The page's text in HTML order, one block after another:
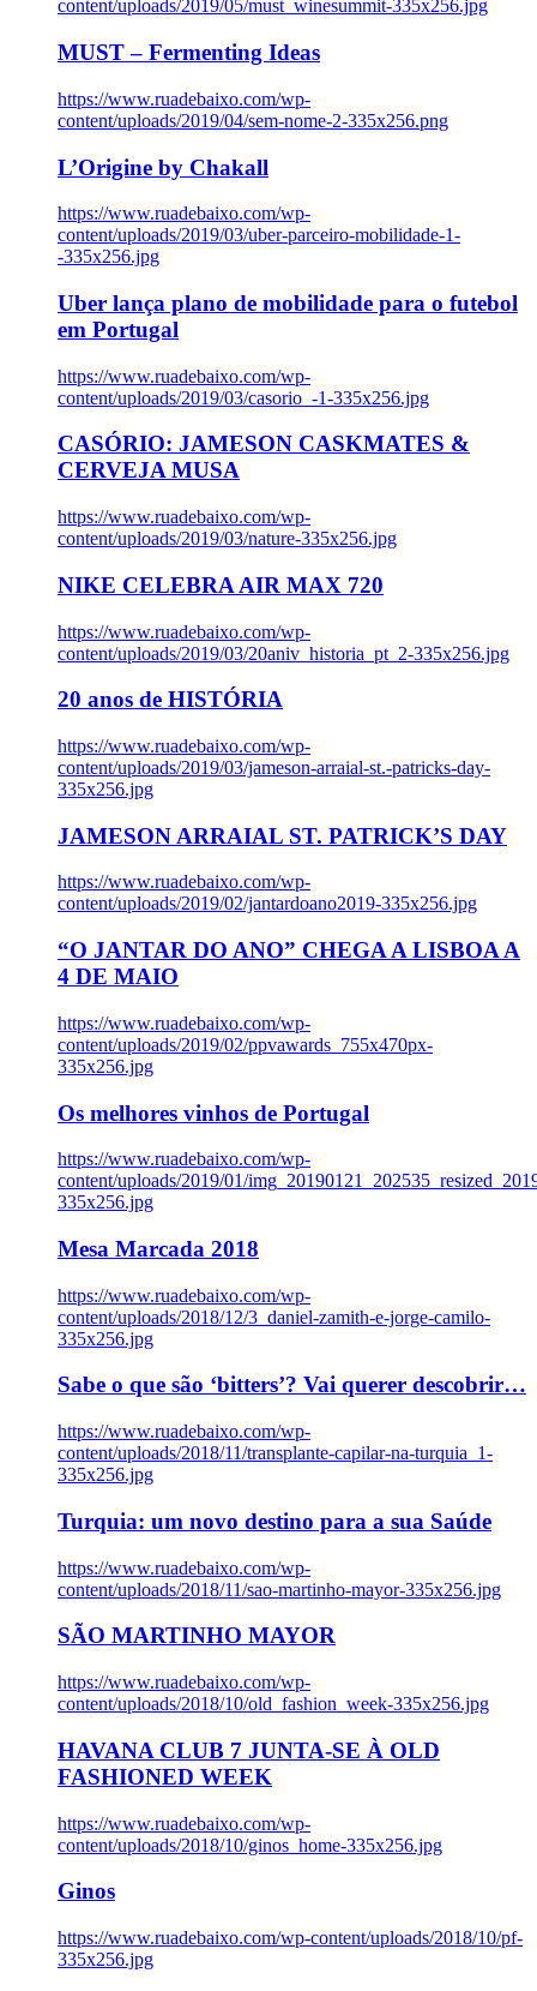
content/uploads/2019/05/must_winesummit-335x256.jpg
MUST – Fermenting Ideas
https://www.ruadebaixo.com/wp-
content/uploads/2019/04/sem-nome-2-335x256.png
L’Origine by Chakall
https://www.ruadebaixo.com/wp-
content/uploads/2019/03/uber-parceiro-mobilidade-1-
-335x256.jpg
Uber lança plano de mobilidade para o futebol
em Portugal
https://www.ruadebaixo.com/wp-
content/uploads/2019/03/casorio_-1-335x256.jpg
CASÓRIO: JAMESON CASKMATES &
CERVEJA MUSA
https://www.ruadebaixo.com/wp-
content/uploads/2019/03/nature-335x256.jpg
NIKE CELEBRA AIR MAX 720
https://www.ruadebaixo.com/wp-
content/uploads/2019/03/20aniv_historia_pt_2-335x256.jpg
20 anos de HISTÓRIA
https://www.ruadebaixo.com/wp-
content/uploads/2019/03/jameson-arraial-st.-patricks-day-
335x256.jpg
JAMESON ARRAIAL ST. PATRICK’S DAY
https://www.ruadebaixo.com/wp-
content/uploads/2019/02/jantardoano2019-335x256.jpg
“O JANTAR DO ANO” CHEGA A LISBOA A
4 DE MAIO
https://www.ruadebaixo.com/wp-
content/uploads/2019/02/ppvawards_755x470px-
335x256.jpg
Os melhores vinhos de Portugal
https://www.ruadebaixo.com/wp-
content/uploads/2019/01/
335x256.jpg
Mesa Marcada 2018
https://www.ruadebaixo.com/wp-
content/uploads/2018/12/3_daniel-zamith-e-jorge-camilo-
335x256.jpg
Sabe o que são ‘bitters’? Vai querer descobrir…
https://www.ruadebaixo.com/wp-
content/uploads/2018/11/transplante-capilar-na-turquia_1-
335x256.jpg
Turquia: um novo destino para a sua Saúde
https://www.ruadebaixo.com/wp-
content/uploads/2018/11/sao-martinho-mayor-335x256.jpg
SÃO MARTINHO MAYOR
https://www.ruadebaixo.com/wp-
content/uploads/2018/10/old_fashion_week-335x256.jpg
HAVANA CLUB 7 JUNTA-SE À OLD
FASHIONED WEEK
https://www.ruadebaixo.com/wp-
content/uploads/2018/10/ginos_home-335x256.jpg
Ginos
https://www.ruadebaixo.com/wp-content/uploads/2018/10/pf-
335x256.jpg